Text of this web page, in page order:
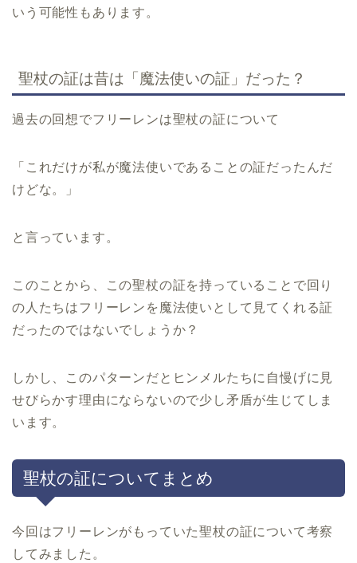
いう可能性もあります。
聖杖の証は昔は「魔法使いの証」だった？
過去の回想でフリーレンは聖杖の証について
「これだけが私が魔法使いであることの証だったんだ
けどな。」
と言っています。
このことから、この聖杖の証を持っていることで回り
の人たちはフリーレンを魔法使いとして見てくれる証
だったのではないでしょうか？
しかし、このパターンだとヒンメルたちに自慢げに見
せびらかす理由にならないので少し矛盾が生じてしま
います。
聖杖の証についてまとめ
今回はフリーレンがもっていた聖杖の証について考察
してみました。